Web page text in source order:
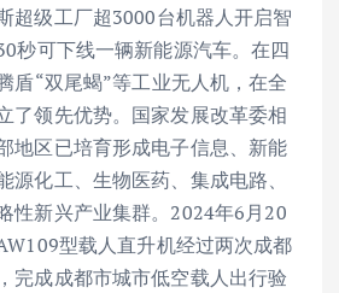
超级工厂超3000台机器人开启智
秒可下线一辆新能源汽车。在四
盾“双尾蝎”等工业无人机，在全
了领先优势。国家发展改革委相
地区已培育形成电子信息、新能
源化工、生物医药、集成电路、
性新兴产业集群。2024年6月20
型载人直升机经过两次成都
完成成都市城市低空载人出行验